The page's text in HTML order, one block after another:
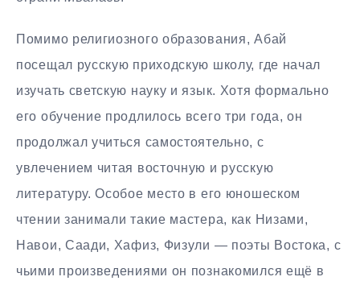
Помимо религиозного образования, Абай
посещал русскую приходскую школу, где начал
изучать светскую науку и язык. Хотя формально
его обучение продлилось всего три года, он
продолжал учиться самостоятельно, с
увлечением читая восточную и русскую
литературу. Особое место в его юношеском
чтении занимали такие мастера, как Низами,
Навои, Саади, Хафиз, Физули — поэты Востока, с
чьими произведениями он познакомился ещё в